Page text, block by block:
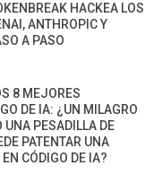
HACKEA LOS
ANTHROPIC Y
A PASO
8 MEJORES
DE IA: ¿UN MILAGRO
UNA PESADILLA DE
PATENTAR UNA
CÓDIGO DE IA?